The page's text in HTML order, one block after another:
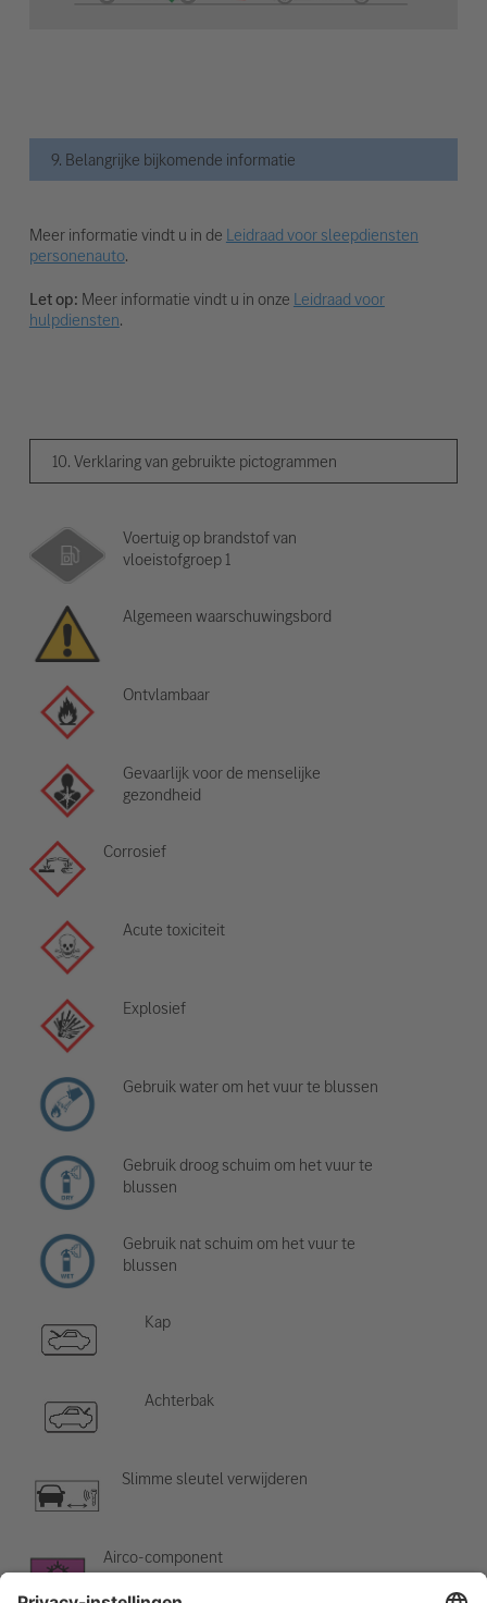
9. Belangrijke bijkomende informatie
Meer informatie vindt u in de Leidraad voor sleepdiensten
personenauto.
Let op: Meer informatie vindt u in onze Leidraad voor
hulpdiensten.
10. Verklaring van gebruikte pictogrammen
Voertuig op brandstof van
vloeistofgroep 1
Algemeen waarschuwingsbord
Ontvlambaar
Gevaarlijk voor de menselijke
gezondheid
Corrosief
Acute toxiciteit
Explosief
Gebruik water om het vuur te blussen
Gebruik droog schuim om het vuur te
blussen
Gebruik nat schuim om het vuur te
blussen
Kap
Achterbak
Slimme sleutel verwijderen
Airco-component